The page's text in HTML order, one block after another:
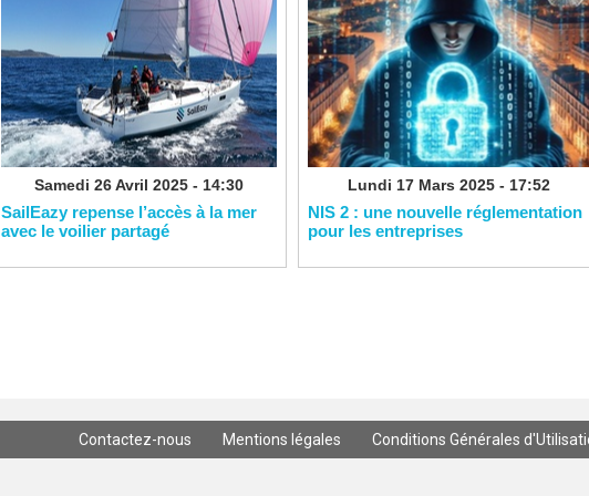
Samedi 26 Avril 2025 - 14:30
SailEazy repense l’accès à la mer
avec le voilier partagé
Lundi 17 Mars 2025 - 17:52
NIS 2 : une nouvelle réglementation
pour les entreprises
Contactez-nous Mentions légales Conditions Générales